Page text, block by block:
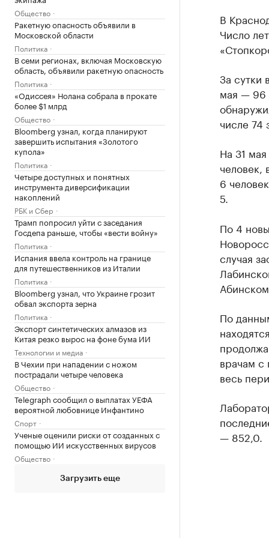
Общество
Ракетную опасность объявили в
Московской области
Политика
В семи регионах, включая Московскую
область, объявили ракетную опасность
Политика
«Одиссея» Нолана собрала в прокате
более $1 млрд
Общество
Bloomberg узнал, когда планируют
завершить испытания «Золотого
купола»
Политика
Четыре доступных и понятных
инструмента диверсификации
накоплений
РБК и Сбер
Трамп попросил уйти с заседания
Госдепа раньше, чтобы «вести войну»
Политика
Испания ввела контроль на границе
для путешественников из Италии
Политика
Bloomberg узнал, что Украине грозит
обвал экспорта зерна
Политика
Экспорт синтетических алмазов из
Китая резко вырос на фоне бума ИИ
Технологии и медиа
В Чехии при нападении с ножом
пострадали четыре человека
Общество
Telegraph сообщил о выплатах УЕФА
вероятной любовнице Инфантино
Спорт
Ученые оценили риски от созданных с
помощью ИИ искусственных вирусов
Общество
Загрузить еще
В
Число
За сутки
мая — 96
числе 74
На 31
человек,
6
5.
По 4
случая
По
врачам с
весь
— 852,0.